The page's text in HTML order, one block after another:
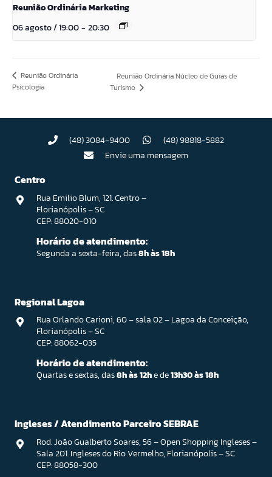
Reunião Ordinária Marketing
06 agosto / 19:00- 20:30
Reunião Ordinária
Psicologia
Reunião Ordinária Núcleo de Guias de
Turismo
(48) 3084-9400
(48) 98818-5882
Envie uma mensagem
Centro
Rua Emilio Blum, 121. Centro –
Florianópolis – SC
CEP: 88020-010
Horário de atendimento:
Segunda a sexta-feira, das8h às 18h
Regional Lagoa
Rua Orlando Carioni, 60 – sala 02 – Lagoa da Conceição,
Florianópolis – SC
CEP: 88062-035
Horário de atendimento:
Quartas e sextas, das8h às 12he de13h30 às 18h
Ingleses / Atendimento Parceiro SEBRAE
Rod. João Gualberto Soares, 56 – Open Shopping Ingleses –
Sala 201. Ingleses do Rio Vermelho, Florianópolis – SC
CEP: 88058-300